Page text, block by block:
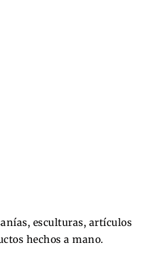
esculturas, artículos
hechos a mano.